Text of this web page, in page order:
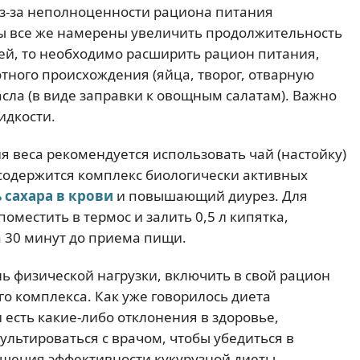
за неполноценности рациона питания
все же намерены увеличить продолжительность
то необходимо расширить рацион питания,
происхождения (яйца, творог, отварную
(в виде заправки к овощным салатам). Важно
рекомендуется использовать чай (настойку)
комплекс биологически активных
сахара в крови и повышающий диурез. Для
в термос и залить 0,5 л кипятка,
30 минут до приема пищи.
физической нагрузки, включить в свой рацион
комплекса. Как уже говорилось диета
какие-либо отклонения в здоровье,
с врачом, чтобы убедиться в